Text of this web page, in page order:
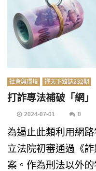
社會與環境 禪天下雜誌232期
打詐專法補破「網
2024-07-01 0
為遏止此類利用網
立法院初審通過《
案。作為刑法以外